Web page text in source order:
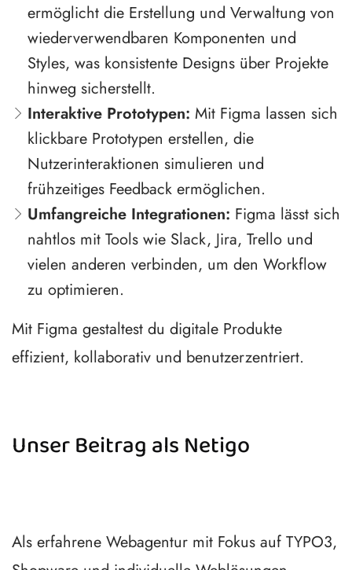
ermöglicht die Erstellung und Verwaltung von
wiederverwendbaren Komponenten und
Styles, was konsistente Designs über Projekte
hinweg sicherstellt.
Interaktive Prototypen: Mit Figma lassen sich
klickbare Prototypen erstellen, die
Nutzerinteraktionen simulieren und
frühzeitiges Feedback ermöglichen.
Umfangreiche Integrationen: Figma lässt sich
nahtlos mit Tools wie Slack, Jira, Trello und
vielen anderen verbinden, um den Workflow
zu optimieren.
Mit Figma gestaltest du digitale Produkte
effizient, kollaborativ und benutzerzentriert.
Unser Beitrag als Netigo
Als erfahrene Webagentur mit Fokus auf TYPO3,